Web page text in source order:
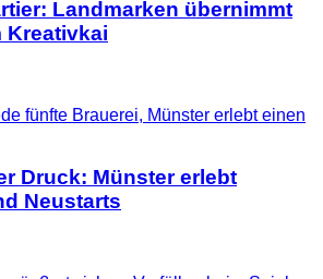
Landmarken übernimmt
Kreativkai
Druck: Münster erlebt
Neustarts